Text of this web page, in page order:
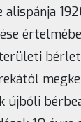
alispánja
újbóli